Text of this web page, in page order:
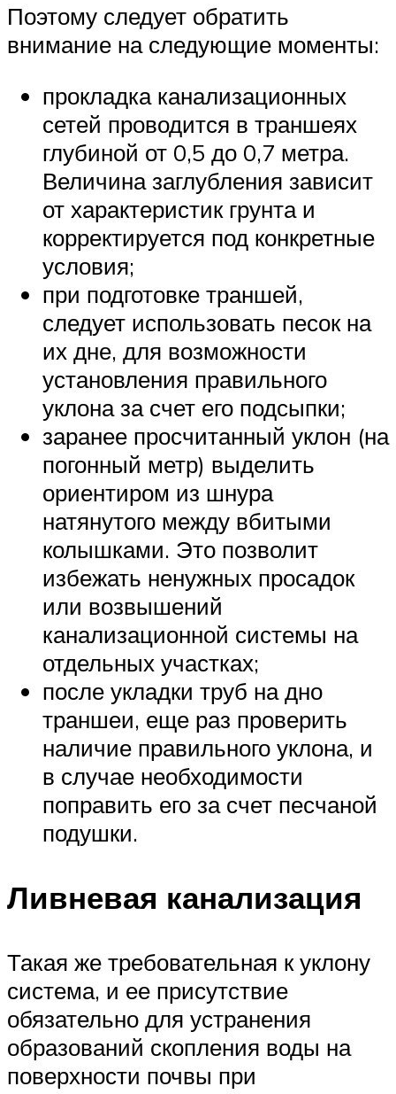
Поэтому следует обратить
внимание на следующие моменты:
прокладка канализационных
сетей проводится в траншеях
глубиной от 0,5 до 0,7 метра.
Величина заглубления зависит
от характеристик грунта и
корректируется под конкретные
условия;
при подготовке траншей,
следует использовать песок на
их дне, для возможности
установления правильного
уклона за счет его подсыпки;
заранее просчитанный уклон (на
погонный метр) выделить
ориентиром из шнура
натянутого между вбитыми
колышками. Это позволит
избежать ненужных просадок
или возвышений
канализационной системы на
отдельных участках;
после укладки труб на дно
траншеи, еще раз проверить
наличие правильного уклона, и
в случае необходимости
поправить его за счет песчаной
подушки.
Ливневая канализация
Такая же требовательная к уклону
система, и ее присутствие
обязательно для устранения
образований скопления воды на
поверхности почвы при